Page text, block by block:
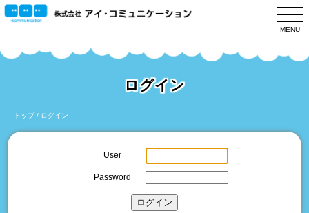
このページの本文へ
MENU
ログイン
現
在
トップ/ ログイン
User
Password
ログイン